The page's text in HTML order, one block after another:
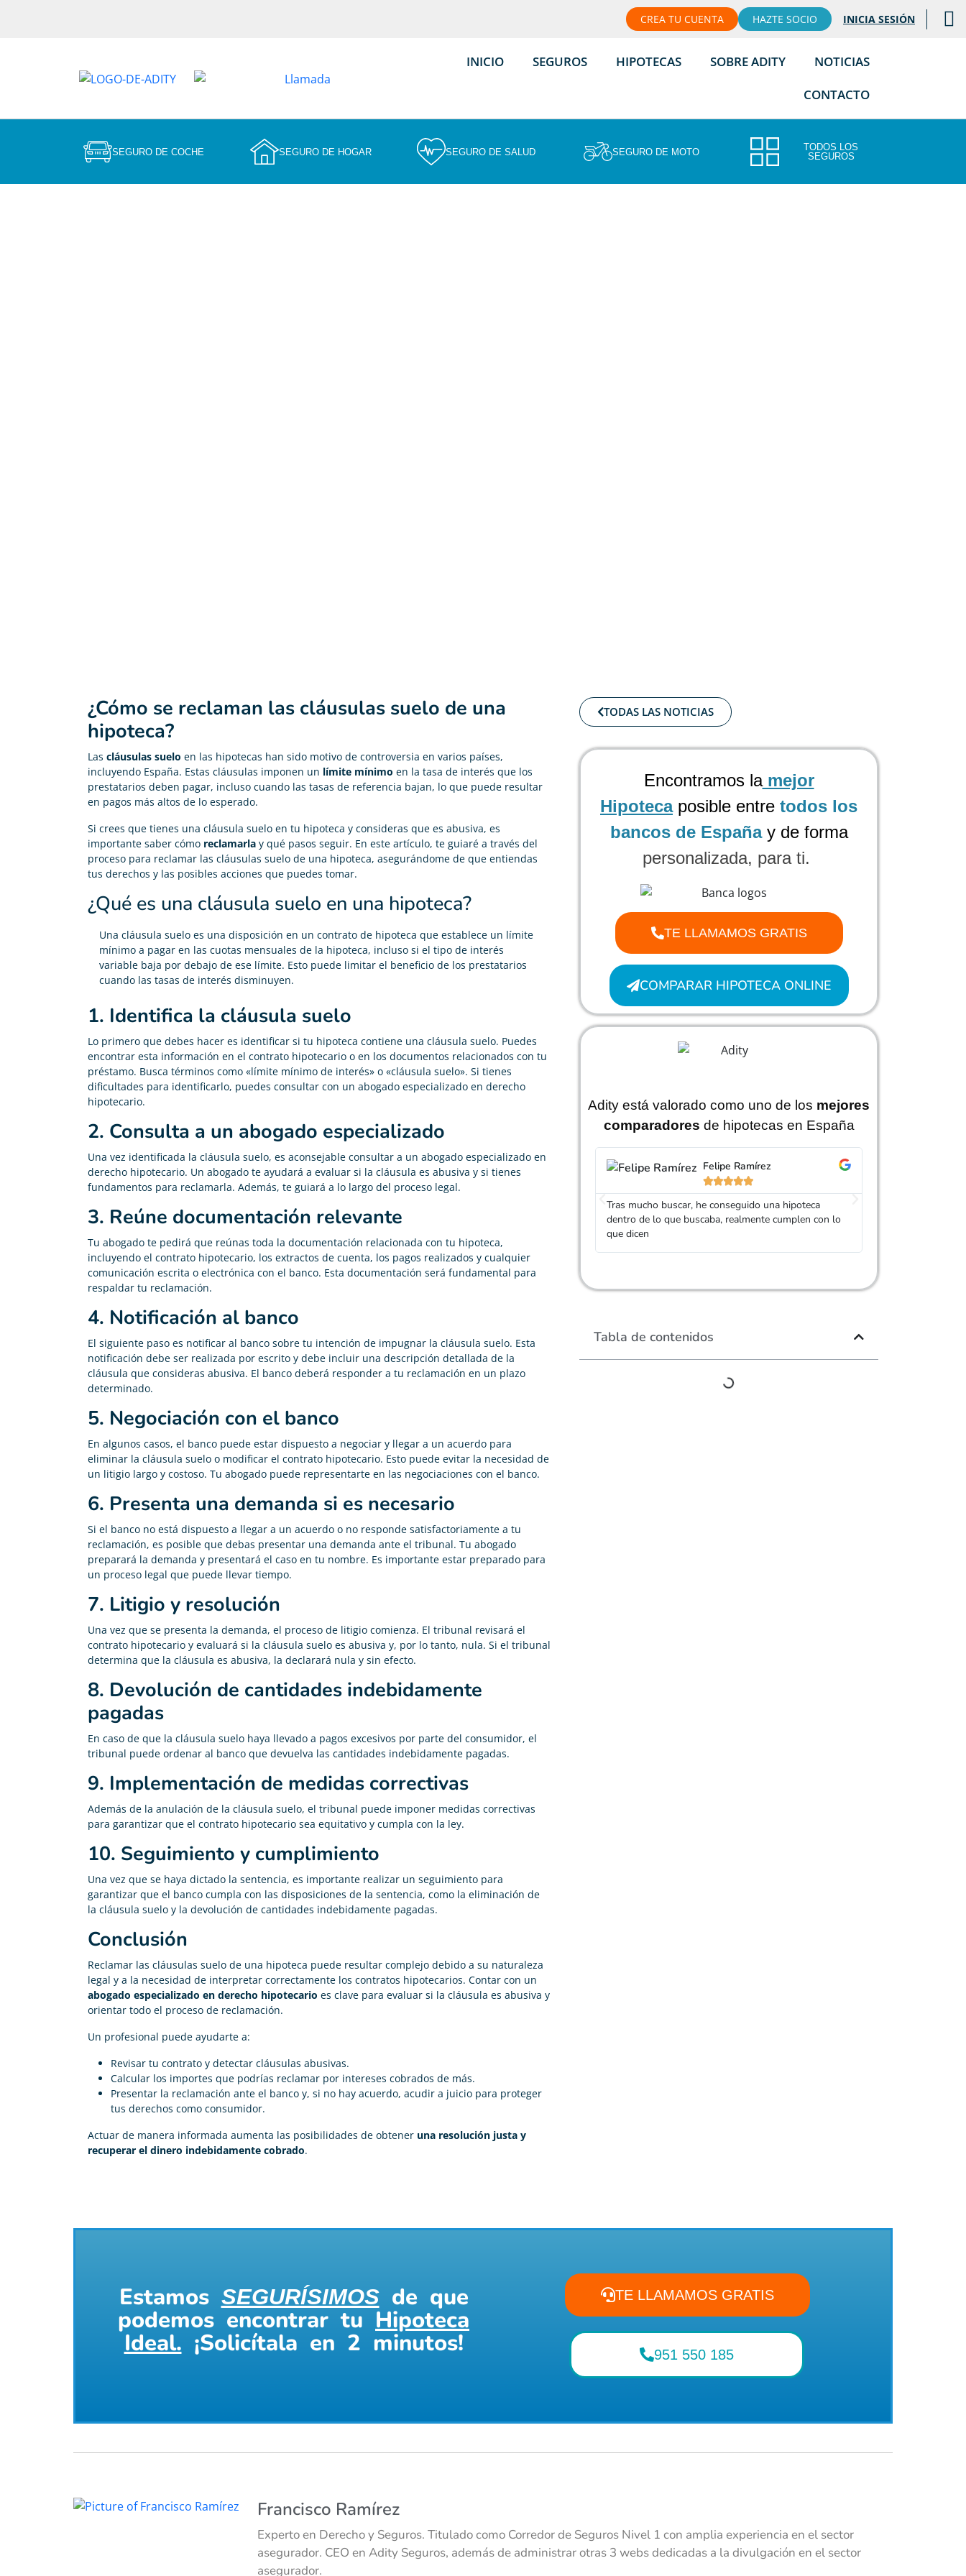
CREA TU CUENTA HAZTE SOCIO INICIA SESIÓN
INICIO SEGUROS HIPOTECAS SOBRE ADITY
NOTICIAS
CONTACTO
SEGURO DE COCHE SEGURO DE HOGAR SEGURO DE SALUD SEGURO DE MOTO
TODOS LOS
SEGUROS
¿Cómo se reclaman las cláusulas suelo de una
hipoteca?
Las cláusulas suelo en las hipotecas han sido motivo de controversia en varios países,
incluyendo España. Estas cláusulas imponen un límite mínimo en la tasa de interés que los
prestatarios deben pagar, incluso cuando las tasas de referencia bajan, lo que puede resultar
en pagos más altos de lo esperado.
Si crees que tienes una cláusula suelo en tu hipoteca y consideras que es abusiva, es
importante saber cómo reclamarla y qué pasos seguir. En este artículo, te guiaré a través del
proceso para reclamar las cláusulas suelo de una hipoteca, asegurándome de que entiendas
tus derechos y las posibles acciones que puedes tomar.
¿Qué es una cláusula suelo en una hipoteca?
Una cláusula suelo es una disposición en un contrato de hipoteca que establece un límite
mínimo a pagar en las cuotas mensuales de la hipoteca, incluso si el tipo de interés
variable baja por debajo de ese límite. Esto puede limitar el beneficio de los prestatarios
cuando las tasas de interés disminuyen.
1. Identifica la cláusula suelo
Lo primero que debes hacer es identificar si tu hipoteca contiene una cláusula suelo. Puedes
encontrar esta información en el contrato hipotecario o en los documentos relacionados con tu
préstamo. Busca términos como «límite mínimo de interés» o «cláusula suelo». Si tienes
dificultades para identificarlo, puedes consultar con un abogado especializado en derecho
hipotecario.
2. Consulta a un abogado especializado
Una vez identificada la cláusula suelo, es aconsejable consultar a un abogado especializado en
derecho hipotecario. Un abogado te ayudará a evaluar si la cláusula es abusiva y si tienes
fundamentos para reclamarla. Además, te guiará a lo largo del proceso legal.
3. Reúne documentación relevante
Tu abogado te pedirá que reúnas toda la documentación relacionada con tu hipoteca,
incluyendo el contrato hipotecario, los extractos de cuenta, los pagos realizados y cualquier
comunicación escrita o electrónica con el banco. Esta documentación será fundamental para
respaldar tu reclamación.
4. Notificación al banco
El siguiente paso es notificar al banco sobre tu intención de impugnar la cláusula suelo. Esta
notificación debe ser realizada por escrito y debe incluir una descripción detallada de la
cláusula que consideras abusiva. El banco deberá responder a tu reclamación en un plazo
determinado.
5. Negociación con el banco
En algunos casos, el banco puede estar dispuesto a negociar y llegar a un acuerdo para
eliminar la cláusula suelo o modificar el contrato hipotecario. Esto puede evitar la necesidad de
un litigio largo y costoso. Tu abogado puede representarte en las negociaciones con el banco.
6. Presenta una demanda si es necesario
Si el banco no está dispuesto a llegar a un acuerdo o no responde satisfactoriamente a tu
reclamación, es posible que debas presentar una demanda ante el tribunal. Tu abogado
preparará la demanda y presentará el caso en tu nombre. Es importante estar preparado para
un proceso legal que puede llevar tiempo.
7. Litigio y resolución
Una vez que se presenta la demanda, el proceso de litigio comienza. El tribunal revisará el
contrato hipotecario y evaluará si la cláusula suelo es abusiva y, por lo tanto, nula. Si el tribunal
determina que la cláusula es abusiva, la declarará nula y sin efecto.
8. Devolución de cantidades indebidamente
pagadas
En caso de que la cláusula suelo haya llevado a pagos excesivos por parte del consumidor, el
tribunal puede ordenar al banco que devuelva las cantidades indebidamente pagadas.
9. Implementación de medidas correctivas
Además de la anulación de la cláusula suelo, el tribunal puede imponer medidas correctivas
para garantizar que el contrato hipotecario sea equitativo y cumpla con la ley.
10. Seguimiento y cumplimiento
Una vez que se haya dictado la sentencia, es importante realizar un seguimiento para
garantizar que el banco cumpla con las disposiciones de la sentencia, como la eliminación de
la cláusula suelo y la devolución de cantidades indebidamente pagadas.
Conclusión
Reclamar las cláusulas suelo de una hipoteca puede resultar complejo debido a su naturaleza
legal y a la necesidad de interpretar correctamente los contratos hipotecarios. Contar con un
abogado especializado en derecho hipotecario es clave para evaluar si la cláusula es abusiva y
orientar todo el proceso de reclamación.
Un profesional puede ayudarte a:
Revisar tu contrato y detectar cláusulas abusivas.
Calcular los importes que podrías reclamar por intereses cobrados de más.
Presentar la reclamación ante el banco y, si no hay acuerdo, acudir a juicio para proteger
tus derechos como consumidor.
Actuar de manera informada aumenta las posibilidades de obtener una resolución justa y
recuperar el dinero indebidamente cobrado.
TODAS LAS NOTICIAS
Encontramos lamejor
Hipotecaposible entre todos los
bancos de Españay de forma
personalizada, para ti.
TE LLAMAMOS GRATIS
COMPARAR HIPOTECA ONLINE
Adity está valorado como uno de los mejores
comparadores de hipotecas en España
Felipe Ramírez

Tras mucho buscar, he conseguido una hipoteca
dentro de lo que buscaba, realmente cumplen con lo
que dicen
Tabla de contenidos
Estamos SEGURÍSIMOS de que
podemos encontrar tu Hipoteca
Ideal. ¡Solicítala en 2 minutos!
TE LLAMAMOS GRATIS
951 550 185
Francisco Ramírez
Experto en Derecho y Seguros. Titulado como Corredor de Seguros Nivel 1 con amplia experiencia en el sector
asegurador. CEO en Adity Seguros, además de administrar otras 3 webs dedicadas a la divulgación en el sector
asegurador.